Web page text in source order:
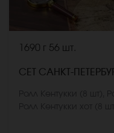
1690 г 56 шт.
СЕТ САНКТ-